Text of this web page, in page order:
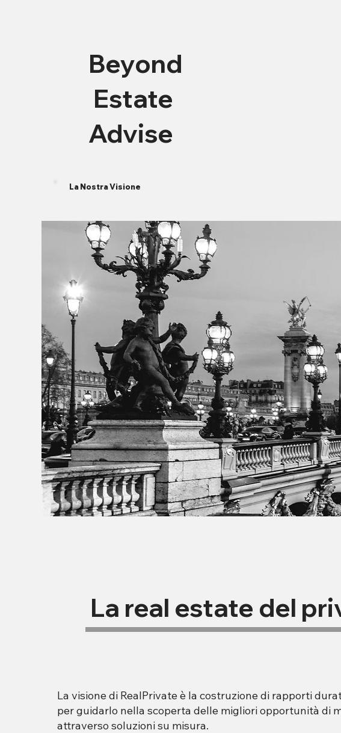
Beyond
Estate
Advise
La Nostra Visione
La real estate del
La visione di RealPrivate è la costruzione di rapporti
per guidarlo nella scoperta delle migliori opportunità di
attraverso soluzioni su misura.